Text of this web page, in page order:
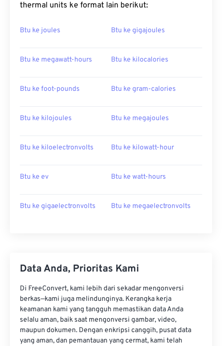
thermal units ke format lain berikut:
Btu ke joules Btu ke gigajoules
Btu ke megawatt-hours Btu ke kilocalories
Btu ke foot-pounds Btu ke gram-calories
Btu ke kilojoules Btu ke megajoules
Btu ke kiloelectronvolts Btu ke kilowatt-hour
Btu ke ev Btu ke watt-hours
Btu ke gigaelectronvolts Btu ke megaelectronvolts
Data Anda, Prioritas Kami
Di FreeConvert, kami lebih dari sekadar mengonversi
berkas—kami juga melindunginya. Kerangka kerja
keamanan kami yang tangguh memastikan data Anda
selalu aman, baik saat mengonversi gambar, video,
maupun dokumen. Dengan enkripsi canggih, pusat data
yang aman, dan pemantauan yang cermat, kami telah